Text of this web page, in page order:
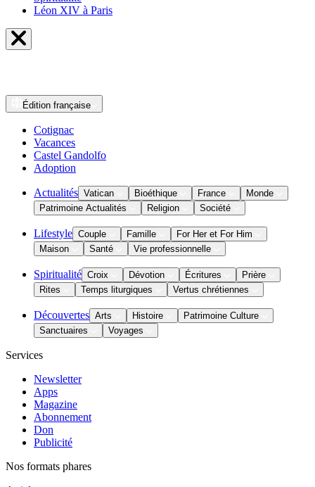
Léon XIV à Paris
Édition française
Cotignac
Vacances
Castel Gandolfo
Adoption
Actualités Vatican Bioéthique France
Monde
Patrimoine Actualités
Religion Société
Lifestyle Couple Famille
For Her et For Him
Maison
Santé Vie professionnelle
Spiritualité Croix Dévotion Écritures
Prière
Rites
Temps liturgiques Vertus chrétiennes
Découvertes Arts Histoire
Patrimoine Culture
Sanctuaires
Voyages
Services
Newsletter
Apps
Magazine
Abonnement
Don
Publicité
Nos formats phares